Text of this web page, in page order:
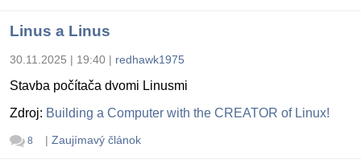
Linus a Linus
30.11.2025 | 19:40 | redhawk1975
Stavba počítača dvomi Linusmi
Zdroj: Building a Computer with the CREATOR of Linux!
8 | Zaujímavý článok